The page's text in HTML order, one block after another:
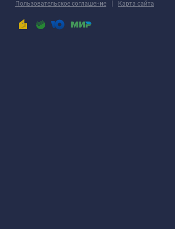
РАБОЧИЙ СТОЛ
ЖУРНАЛЬНЫЙ СТОЛ
Сразу после распаковки пленки
Пользовательское соглашение | Карта сайта